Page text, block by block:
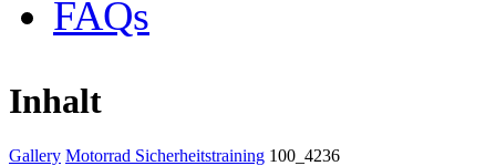
FAQs
Inhalt
Gallery Motorrad Sicherheitstraining 100_4236